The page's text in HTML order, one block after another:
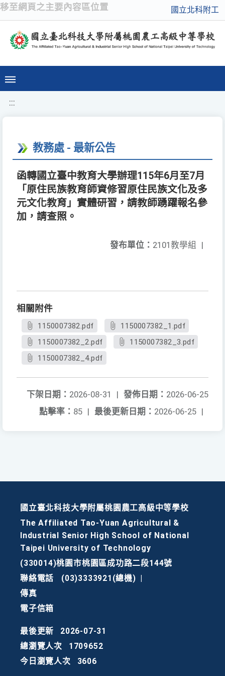
移至網頁之主要內容區位置 國立北科附工
:::
教務處 - 最新公告
函轉國立臺中教育大學辦理115年6月至7月
「原住民族教育師資修習原住民族文化及多
元文化教育」實體研習，請教師踴躍報名參
加，請查照。
發布單位： 2101教學組 |
相關附件
1150007382.pdf
1150007382_1.pdf
1150007382_2.pdf
1150007382_3.pdf
1150007382_4.pdf
發佈日期： 2026-06-25
下架日期： 2026-08-31
|
最後更新日期： 2026-06-25 |
點擊率： 85 |
國立臺北科技大學附屬桃園農工高級中等學校
The Affiliated Tao-Yuan Agricultural &
Industrial Senior High School of National
Taipei University of Technology
(330014)桃園市桃園區成功路二段144號
聯絡電話
(03)3333921(總機)
傳真
電子信箱
最後更新
2026-07-31
總瀏覽人次
1709652
今日瀏覽人次
3606